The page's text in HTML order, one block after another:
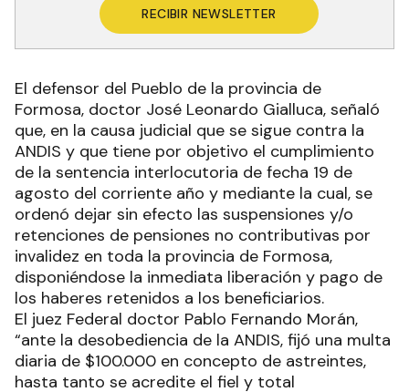
RECIBIR NEWSLETTER
El defensor del Pueblo de la provincia de
Formosa, doctor José Leonardo Gialluca, señaló
que, en la causa judicial que se sigue contra la
ANDIS y que tiene por objetivo el cumplimiento
de la sentencia interlocutoria de fecha 19 de
agosto del corriente año y mediante la cual, se
ordenó dejar sin efecto las suspensiones y/o
retenciones de pensiones no contributivas por
invalidez en toda la provincia de Formosa,
disponiéndose la inmediata liberación y pago de
los haberes retenidos a los beneficiarios.
El juez Federal doctor Pablo Fernando Morán,
“ante la desobediencia de la ANDIS, fijó una multa
diaria de $100.000 en concepto de astreintes,
hasta tanto se acredite el fiel y total